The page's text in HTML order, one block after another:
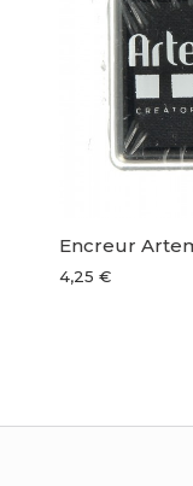
Encreur
4,25 €